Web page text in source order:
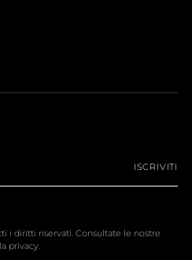
ISCRIVITI
i diritti riservati. Consultate le nostre
privacy.